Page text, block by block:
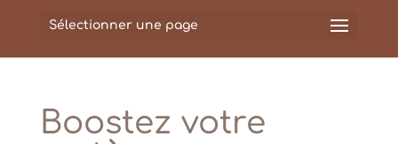
Sélectionner une page
Boostez votre